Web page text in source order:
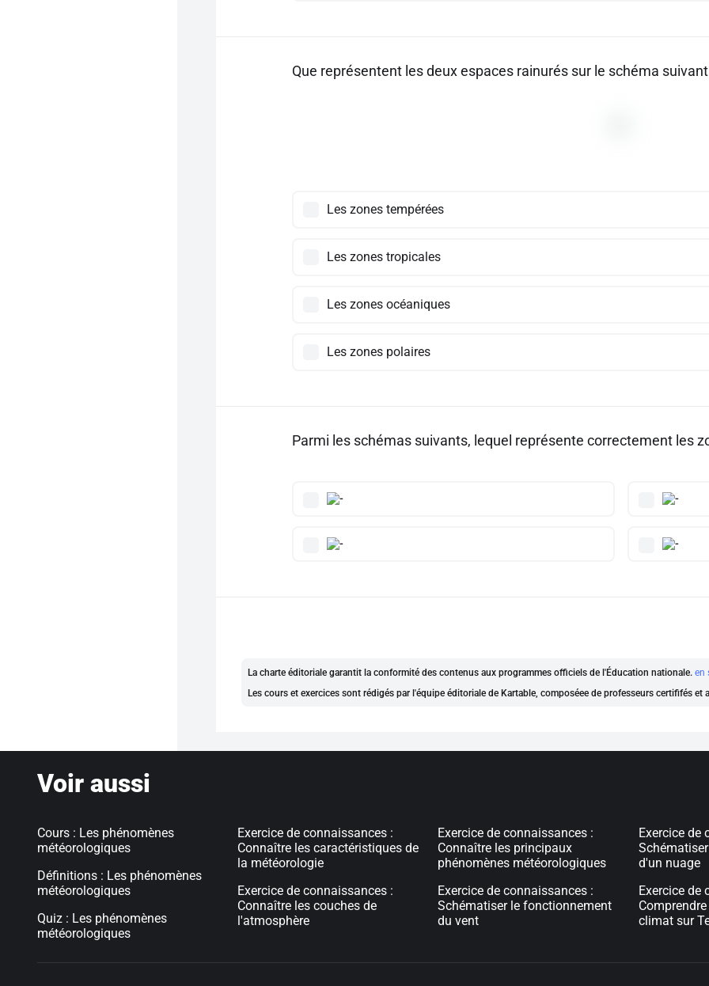
Que représentent les deux espaces rainurés sur le schéma
Les zones tempérées
Les zones tropicales
Les zones océaniques
Les zones polaires
Parmi les schémas suivants, lequel représente correctement les
La charte éditoriale garantit la conformité des contenus aux programmes officiels de l'Éducation nationale. en
Les cours et exercices sont rédigés par l'équipe éditoriale de Kartable, composéee de professeurs certififés et
Voir aussi
Cours : Les phénomènes
météorologiques
Définitions : Les phénomènes
météorologiques
Quiz : Les phénomènes
météorologiques
Exercice de connaissances :
Connaître les caractéristiques de
la météorologie
Exercice de connaissances :
Connaître les couches de
l'atmosphère
Exercice de connaissances :
Connaître les principaux
phénomènes météorologiques
Exercice de connaissances :
Schématiser le fonctionnement
du vent
Exercice de
d'un nuage
Exercice de
climat sur